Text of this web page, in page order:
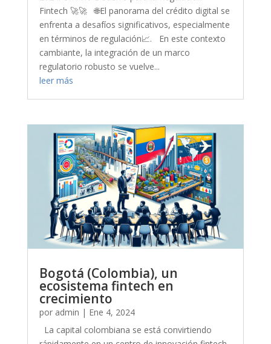
Fintech 🚀🚀 🌐El panorama del crédito digital se
enfrenta a desafíos significativos, especialmente
en términos de regulación📈. En este contexto
cambiante, la integración de un marco
regulatorio robusto se vuelve...
leer más
Bogotá (Colombia), un
ecosistema fintech en
crecimiento
por admin | Ene 4, 2024
La capital colombiana se está convirtiendo